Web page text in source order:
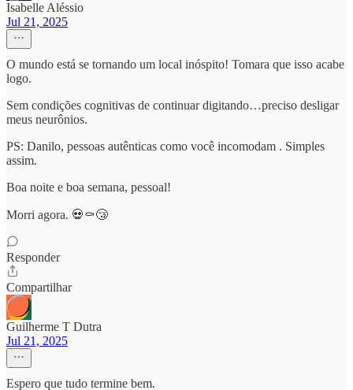
Isabelle Aléssio
Jul 21, 2025
O mundo está se tornando um local inóspito! Tomara que isso acabe
logo.
Sem condições cognitivas de continuar digitando…preciso desligar
meus neurônios.
PS: Danilo, pessoas autênticas como você incomodam . Simples
assim.
Boa noite e boa semana, pessoal!
Morri agora. 💀⚰️😴
Responder
Compartilhar
Guilherme T Dutra
Jul 21, 2025
Espero que tudo termine bem.